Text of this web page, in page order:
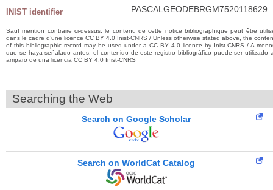
INIST identifier PASCALGEODEBRGM7520118629
Sauf mention contraire ci-dessus, le contenu de cette notice bibliographique peut être
dans le cadre d’une licence CC BY 4.0 Inist-CNRS / Unless otherwise stated above, the
of this bibliographic record may be used under a CC BY 4.0 licence by Inist-CNRS / A
que se haya señalado antes, el contenido de este registro bibliográfico puede ser utilizado
amparo de una licencia CC BY 4.0 Inist-CNRS
Searching the Web
Search on Google Scholar
Search on WorldCat Catalog